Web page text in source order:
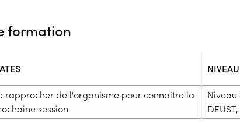
formation
rapprocher de l'organisme pour connaitre la
session
Niveau